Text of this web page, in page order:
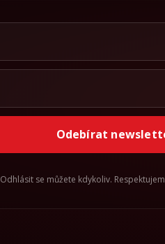
Odebírat
Odhlásit se můžete kdykoliv.